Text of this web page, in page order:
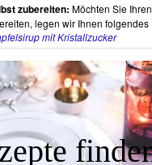
Klassiker aus dem
Kapitel beinhaltet sehr
die neben Hauptspeisen wie
und Fingerfood enthalten.
sind der
Quittenschmortopf
Walnuss-Sauce (Fessenjan)und
orientalisch:
die Autorin die liebsten Gerichte
zubereiten: Möchten Sie
legen wir Ihnen folgendes
mit Kristallzucker